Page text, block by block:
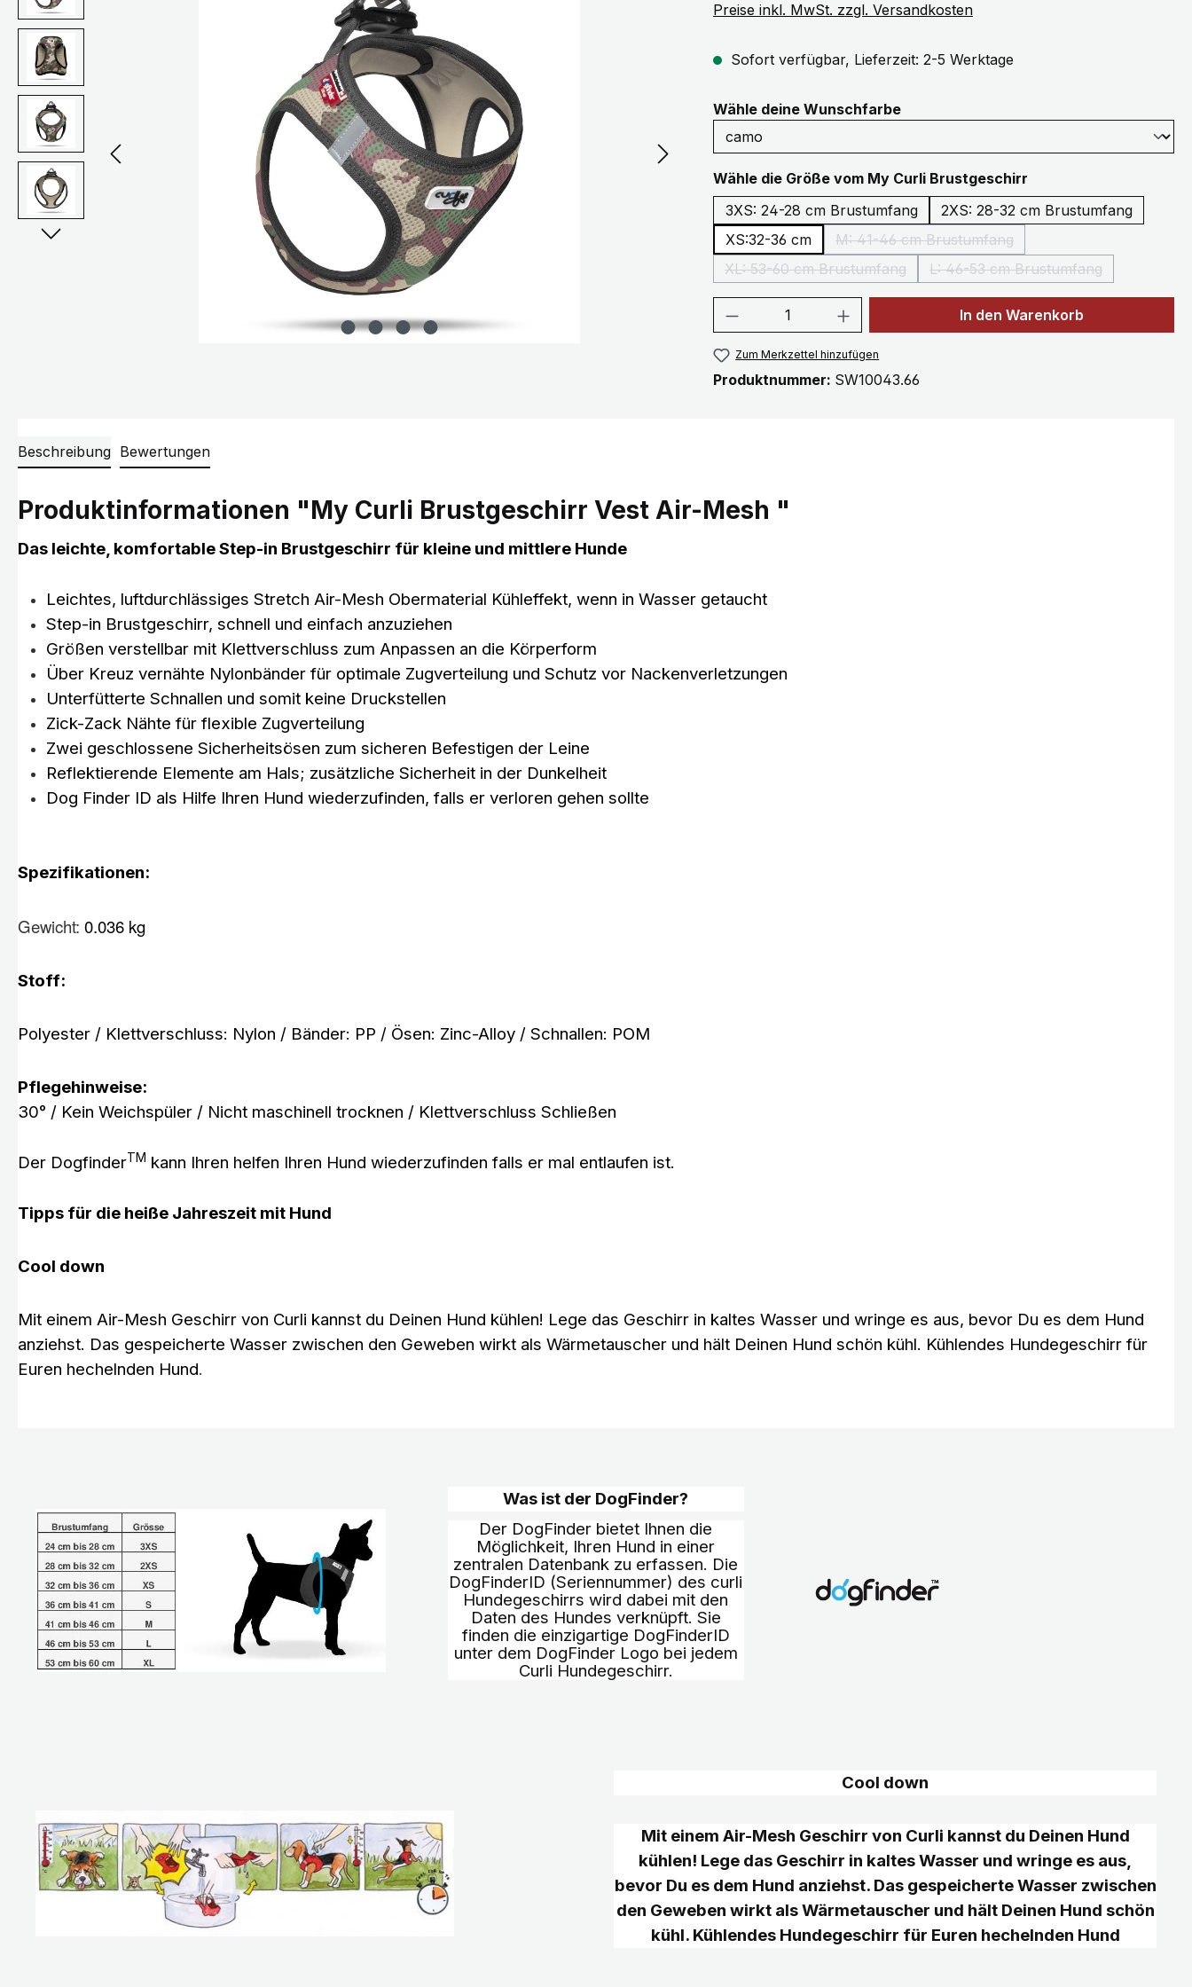
Preise inkl. MwSt. zzgl. Versandkosten
Sofort verfügbar, Lieferzeit: 2-5 Werktage
Wähle deine Wunschfarbeauswählen
Wähle die Größe vom My Curli Brustgeschirr
3XS: 24-28 cm Brustumfang
2XS: 28-32 cm Brustumfang
XS:32-36 cm
M: 41-46 cm Brustumfang
(Diese Option ist zurzeit nicht verfügbar.)
XL: 53-60 cm Brustumfang
(Diese Option ist zurzeit nicht verfügbar.)
L: 46-53 cm Brustumfang
(Diese Option ist zurzeit nicht
Produkt Anzahl: Gib den gewünschten Wert
In den Warenkorb
Zum Merkzettel hinzufügen
Produktnummer: SW10043.66
Beschreibung Bewertungen
Produktinformationen "My Curli Brustgeschirr Vest Air-Mesh "
Das leichte, komfortable Step-in Brustgeschirr für kleine und mittlere Hunde
Leichtes, luftdurchlässiges Stretch Air-Mesh Obermaterial Kühleffekt, wenn in Wasser getaucht
Step-in Brustgeschirr, schnell und einfach anzuziehen
Größen verstellbar mit Klettverschluss zum Anpassen an die Körperform
Über Kreuz vernähte Nylonbänder für optimale Zugverteilung und Schutz vor Nackenverletzungen
Unterfütterte Schnallen und somit keine Druckstellen
Zick-Zack Nähte für flexible Zugverteilung
Zwei geschlossene Sicherheitsösen zum sicheren Befestigen der Leine
Reflektierende Elemente am Hals; zusätzliche Sicherheit in der Dunkelheit
Dog Finder ID als Hilfe Ihren Hund wiederzufinden, falls er verloren gehen sollte
Spezifikationen:
Gewicht: 0.036 kg
Stoff:
Polyester / Klettverschluss: Nylon / Bänder: PP / Ösen: Zinc-Alloy / Schnallen: POM
Pflegehinweise:
30° / Kein Weichspüler / Nicht maschinell trocknen / Klettverschluss Schließen
Der DogfinderTM kann Ihren helfen Ihren Hund wiederzufinden falls er mal entlaufen ist.
Tipps für die heiße Jahreszeit mit Hund
Cool down
Mit einem Air-Mesh Geschirr von Curli kannst du Deinen Hund kühlen! Lege das Geschirr in kaltes Wasser und wringe es aus, bevor Du es dem Hund
anziehst. Das gespeicherte Wasser zwischen den Geweben wirkt als Wärmetauscher und hält Deinen Hund schön kühl. Kühlendes Hundegeschirr für
Euren hechelnden Hund.
Was ist der DogFinder?
Der DogFinder bietet Ihnen die
Möglichkeit, Ihren Hund in einer
zentralen Datenbank zu erfassen. Die
DogFinderID (Seriennummer) des curli
Hundegeschirrs wird dabei mit den
Daten des Hundes verknüpft. Sie
finden die einzigartige DogFinderID
unter dem DogFinder Logo bei jedem
Curli Hundegeschirr.
Cool down
Mit einem Air-Mesh Geschirr von Curli kannst du Deinen Hund
kühlen! Lege das Geschirr in kaltes Wasser und wringe es aus,
bevor Du es dem Hund anziehst. Das gespeicherte Wasser zwischen
den Geweben wirkt als Wärmetauscher und hält Deinen Hund schön
kühl. Kühlendes Hundegeschirr für Euren hechelnden Hund